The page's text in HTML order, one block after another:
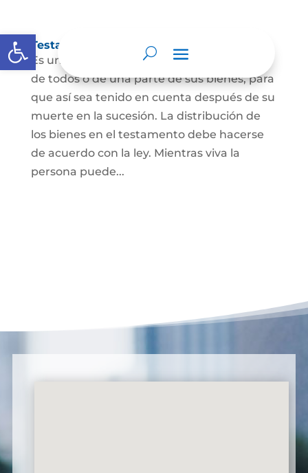
Abrir barra de herramientas
Testamento
Es un acto por el cual una persona dispone
de todos o de una parte de sus bienes, para
que así sea tenido en cuenta después de su
muerte en la sucesión. La distribución de
los bienes en el testamento debe hacerse
de acuerdo con la ley. Mientras viva la
persona puede...